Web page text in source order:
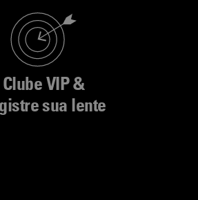
Clube VIP &
sua lente